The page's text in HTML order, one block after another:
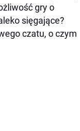
gry o
sięgające?
czatu, o czym